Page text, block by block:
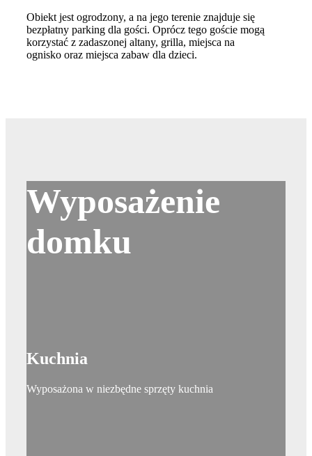
Obiekt jest ogrodzony, a na jego terenie znajduje się
bezpłatny parking dla gości. Oprócz tego goście mogą
korzystać z zadaszonej altany, grilla, miejsca na
ognisko oraz miejsca zabaw dla dzieci.
Wyposażenie
domku
Kuchnia
Wyposażona w niezbędne sprzęty kuchnia